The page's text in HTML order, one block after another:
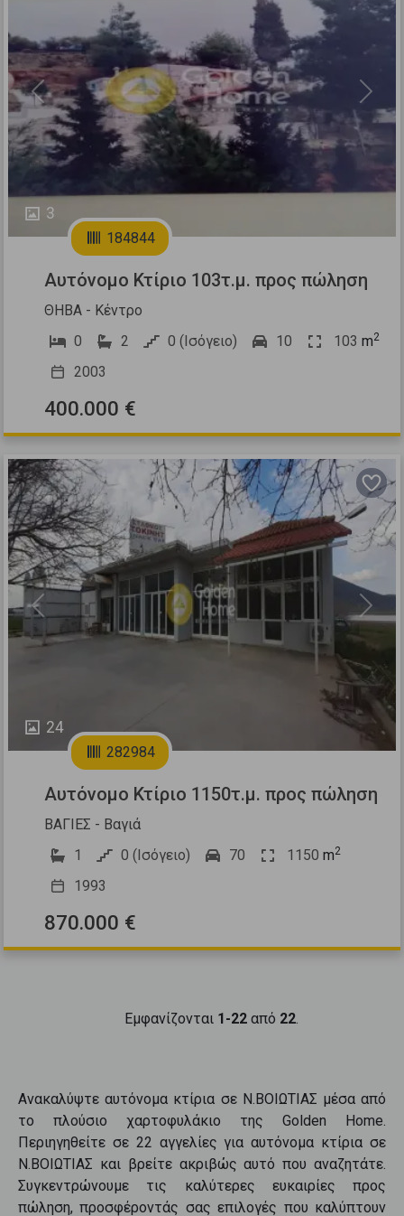
3
Previous Next
184844
Αυτόνομο Κτίριο 103τ.μ. προς πώληση
ΘΗΒΑ - Κέντρο
0
2 0 (Ισόγειο) 10 103 m2
2003
400.000 €
24
Previous Next
282984
Αυτόνομο Κτίριο 1150τ.μ. προς πώληση
ΒΑΓΙΕΣ - Βαγιά
1
0 (Ισόγειο) 70 1150 m2
1993
870.000 €
Εμφανίζονται 1-22από 22.
Ανακαλύψτεαυτόνομα κτίρια σε Ν.ΒΟΙΩΤΙΑΣ μέσα από
το πλούσιο χαρτοφυλάκιο της Golden Home.
Περιηγηθείτε σε 22 αγγελίες γιααυτόνομα κτίρια σε
Ν.ΒΟΙΩΤΙΑΣ και βρείτε ακριβώς αυτό που αναζητάτε.
Συγκεντρώνουμε τις καλύτερες ευκαιρίες προς
πώληση, προσφέροντάς σας επιλογές που καλύπτουν